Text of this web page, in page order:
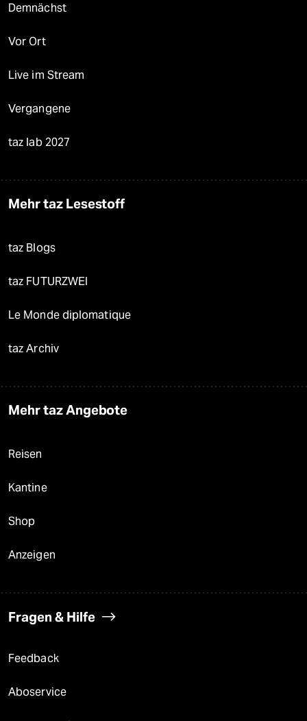
Demnächst
Vor Ort
Live im Stream
Vergangene
taz lab 2027
Mehr taz Lesestoff
taz Blogs
taz FUTURZWEI
Le Monde diplomatique
taz Archiv
Mehr taz Angebote
Reisen
Kantine
Shop
Anzeigen
Fragen & Hilfe
Feedback
Aboservice